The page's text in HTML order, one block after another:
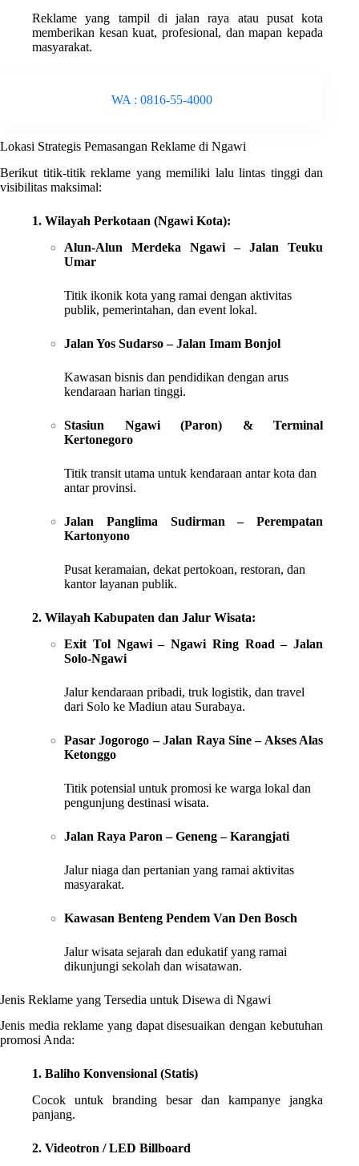
Reklame yang tampil di jalan raya atau pusat kota
memberikan kesan kuat, profesional, dan mapan kepada
masyarakat.
WA : 0816-55-4000
Lokasi Strategis Pemasangan Reklame di Ngawi
Berikut titik-titik reklame yang memiliki lalu lintas tinggi dan
visibilitas maksimal:
1. Wilayah Perkotaan (Ngawi Kota):
Alun-Alun Merdeka Ngawi – Jalan Teuku
Umar
Titik ikonik kota yang ramai dengan aktivitas
publik, pemerintahan, dan event lokal.
Jalan Yos Sudarso – Jalan Imam Bonjol
Kawasan bisnis dan pendidikan dengan arus
kendaraan harian tinggi.
Stasiun Ngawi (Paron) & Terminal
Kertonegoro
Titik transit utama untuk kendaraan antar kota dan
antar provinsi.
Jalan Panglima Sudirman – Perempatan
Kartonyono
Pusat keramaian, dekat pertokoan, restoran, dan
kantor layanan publik.
2. Wilayah Kabupaten dan Jalur Wisata:
Exit Tol Ngawi – Ngawi Ring Road – Jalan
Solo-Ngawi
Jalur kendaraan pribadi, truk logistik, dan travel
dari Solo ke Madiun atau Surabaya.
Pasar Jogorogo – Jalan Raya Sine – Akses Alas
Ketonggo
Titik potensial untuk promosi ke warga lokal dan
pengunjung destinasi wisata.
Jalan Raya Paron – Geneng – Karangjati
Jalur niaga dan pertanian yang ramai aktivitas
masyarakat.
Kawasan Benteng Pendem Van Den Bosch
Jalur wisata sejarah dan edukatif yang ramai
dikunjungi sekolah dan wisatawan.
Jenis Reklame yang Tersedia untuk Disewa di Ngawi
Jenis media reklame yang dapat disesuaikan dengan kebutuhan
promosi Anda:
1. Baliho Konvensional (Statis)
Cocok untuk branding besar dan kampanye jangka
panjang.
2. Videotron / LED Billboard